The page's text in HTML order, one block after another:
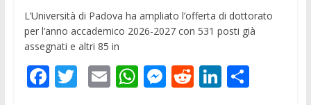
L’Università di Padova ha ampliato l’offerta di dottorato
per l’anno accademico 2026-2027 con 531 posti già
assegnati e altri 85 in
F T E W M R Li C